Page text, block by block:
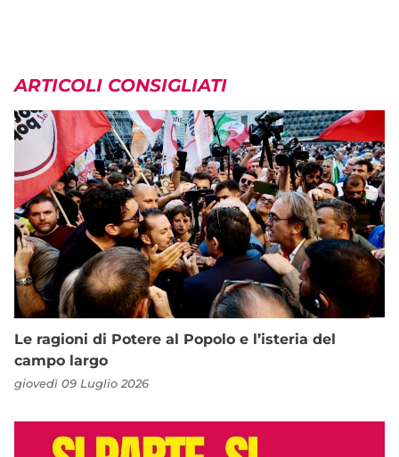
ARTICOLI CONSIGLIATI
Le ragioni di Potere al Popolo e l’isteria del
campo largo
giovedì 09 Luglio 2026